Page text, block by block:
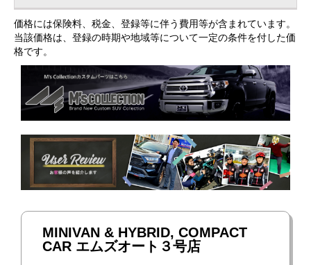
価格には保険料、税金、登録等に伴う費用等が含まれています。
当該価格は、登録の時期や地域等について一定の条件を付した価
格です。
MINIVAN & HYBRID, COMPACT
CAR エムズオート３号店